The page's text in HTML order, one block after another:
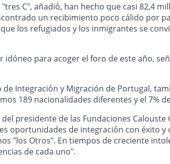
C", añadió, han hecho que casi 82,4
un recibimiento poco cálido por
los refugiados y los inmigrantes se
para acoger el foro de este año,
Integración y Migración de Portugal,
189 nacionalidades diferentes y el 7%
presidente de las Fundaciones
oportunidades de integración con éxito
"los Otros". En tiempos de creciente
de cada uno".